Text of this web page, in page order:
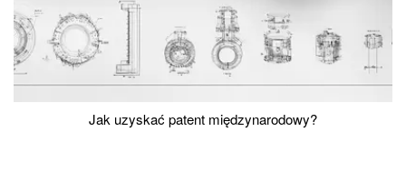
Jak uzyskać patent międzynarodowy?